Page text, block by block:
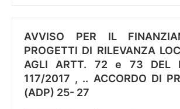
AVVISO PER IL
PROGETTI DI RILEVANZA
AGLI ARTT. 72 e 73 DEL
117/2017 , .. ACCORDO DI
(ADP) 25- 27